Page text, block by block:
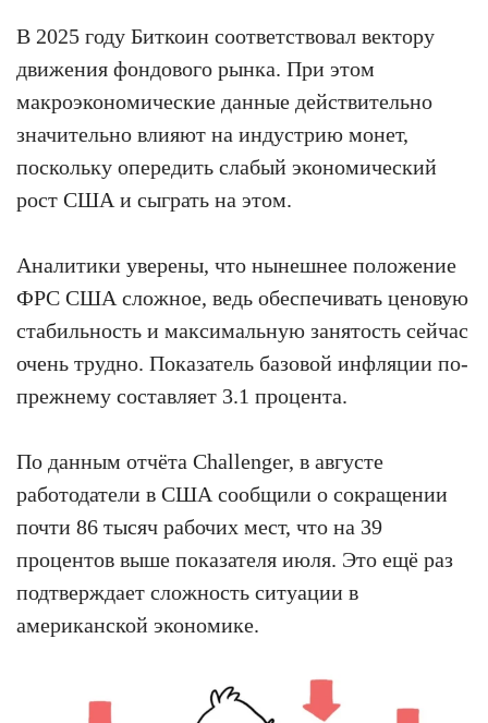
В 2025 году Биткоин соответствовал вектору
движения фондового рынка. При этом
макроэкономические данные действительно
значительно влияют на индустрию монет,
поскольку опередить слабый экономический
рост США и сыграть на этом.
Аналитики уверены, что нынешнее положение
ФРС США сложное, ведь обеспечивать ценовую
стабильность и максимальную занятость сейчас
очень трудно. Показатель базовой инфляции по-
прежнему составляет 3.1 процента.
По данным отчёта Challenger, в августе
работодатели в США сообщили о сокращении
почти 86 тысяч рабочих мест, что на 39
процентов выше показателя июля. Это ещё раз
подтверждает сложность ситуации в
американской экономике.